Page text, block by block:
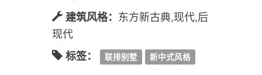
建筑风格： 东方新古典,现代,后
现代
标签：
联排别墅 新中式风格